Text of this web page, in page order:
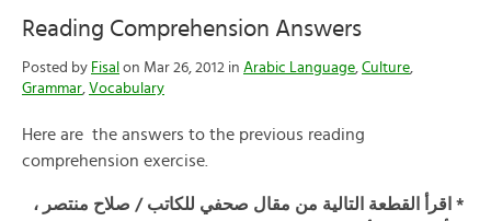
Reading Comprehension Answers
Posted by Fisal on Mar 26, 2012 in Arabic Language, Culture,
Grammar, Vocabulary
Here are the answers to the previous reading
comprehension exercise.
* اقرأ القطعة التالية من مقال صحفي للكاتب / صلاح منتصر ،